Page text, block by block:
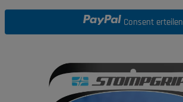
Consent erteilen